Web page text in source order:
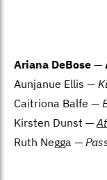
Ariana DeBose —
Aunjanue Ellis —
Caitriona Balfe —
Kirsten Dunst —
Ruth Negga —